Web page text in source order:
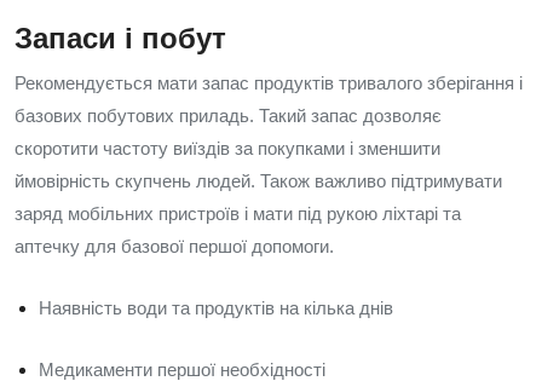
Запаси і побут
Рекомендується мати запас продуктів тривалого зберігання і
базових побутових приладь. Такий запас дозволяє
скоротити частоту виїздів за покупками і зменшити
ймовірність скупчень людей. Також важливо підтримувати
заряд мобільних пристроїв і мати під рукою ліхтарі та
аптечку для базової першої допомоги.
Наявність води та продуктів на кілька днів
Медикаменти першої необхідності